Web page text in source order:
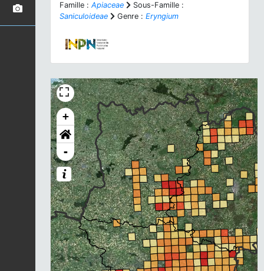
Famille : Apiaceae
Sous-Famille :
Saniculoideae
Genre : Eryngium
+
-